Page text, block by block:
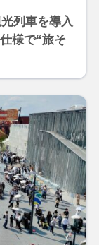
列車を導入
様で“旅そ